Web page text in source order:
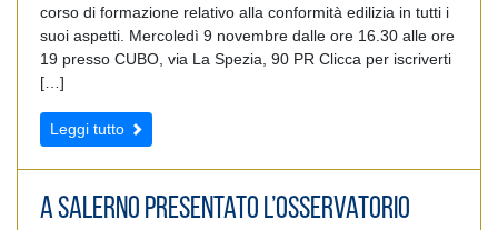
corso di formazione relativo alla conformità edilizia in tutti i
suoi aspetti. Mercoledì 9 novembre dalle ore 16.30 alle ore
19 presso CUBO, via La Spezia, 90 PR Clicca per iscriverti
[…]
Leggi tutto
A Salerno presentato l’Osservatorio